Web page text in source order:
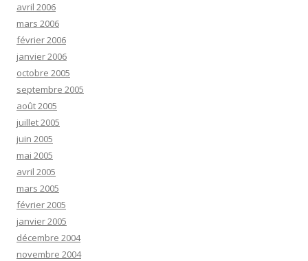
avril 2006
mars 2006
février 2006
janvier 2006
octobre 2005
septembre 2005
août 2005
juillet 2005
juin 2005
mai 2005
avril 2005
mars 2005
février 2005
janvier 2005
décembre 2004
novembre 2004